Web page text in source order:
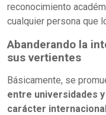
reconocimiento
cualquier persona que
Abanderando la
sus vertientes
Básicamente, se
entre universidades
carácter